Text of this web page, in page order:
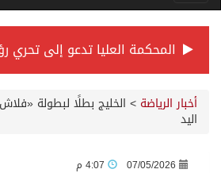
أخبار الرياضة > الخليج بطلًا لبطولة
اليد
07/05/2026